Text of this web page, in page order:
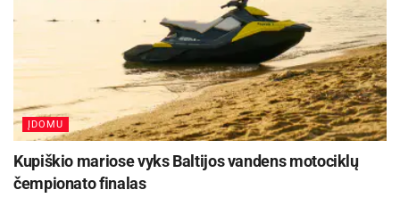
ĮDOMU
Kupiškio mariose vyks Baltijos vandens motociklų
čempionato finalas